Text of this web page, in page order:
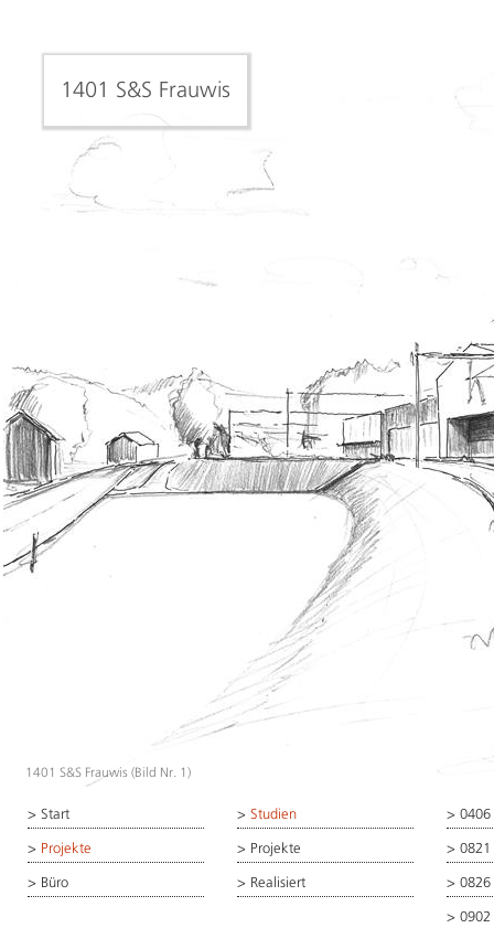
1401 S&S Frauwis
1401 S&S Frauwis (Bild Nr. 1)
> Start
> Projekte
> Büro
> Studien
> Projekte
> Realisiert
>
> 0821
> 0826
> 0902